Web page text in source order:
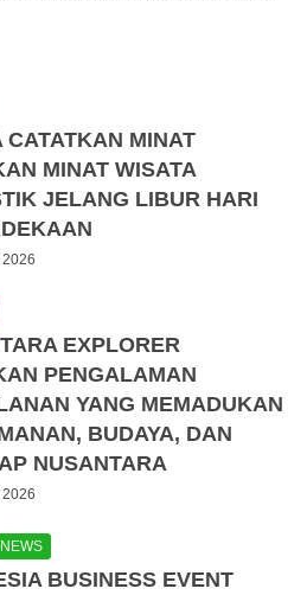
CATATKAN MINAT
MINAT WISATA
JELANG LIBUR HARI
2026
EXPLORER
PENGALAMAN
YANG MEMADUKAN
BUDAYA, DAN
NUSANTARA
2026
NEWS
BUSINESS EVENT